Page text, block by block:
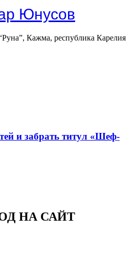
Юнусов
Кажма, республика Карелия
и забрать титул «Шеф-
НА САЙТ